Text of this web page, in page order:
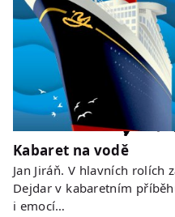
Kabaret na vodě
Jan Jiráň. V hlavních rolích
Dejdar v kabaretním
i emocí…